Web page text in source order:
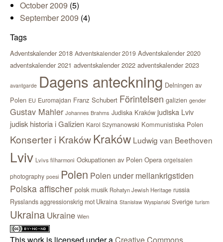
October 2009 (5)
September 2009 (4)
Tags
Adventskalender 2018 Adventskalender 2019 Adventskalender 2020
adventskalender 2021 adventskalender 2022 adventskalender 2023
avantgarde Dagens anteckning Delningen av
Polen EU Euromajdan Franz Schubert Förintelsen galizien gender
Gustav Mahler Johannes Brahms Judiska Kraków judiska Lviv
judisk historia i Galizien Karol Szymanowski Kommunistiska Polen
Konserter i KrakówKraków Ludwig van Beethoven
Lviv Lvivs filharmoni Ockupationen av Polen Opera orgelsalen
photography poesi Polen Polen under mellankrigstiden
Polska affischer polsk musik Rohatyn Jewish Heritage russia
Rysslands aggressionskrig mot Ukraina Stanisław Wyspiański Sverige turism
Ukraina Ukraine Wien